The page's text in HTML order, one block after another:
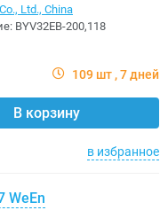
Ltd., China
BYV32EB-200,118
109 шт 7 дней
В корзину
в избранное
WeEn